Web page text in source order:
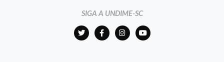
SIGA A UNDIME-SC